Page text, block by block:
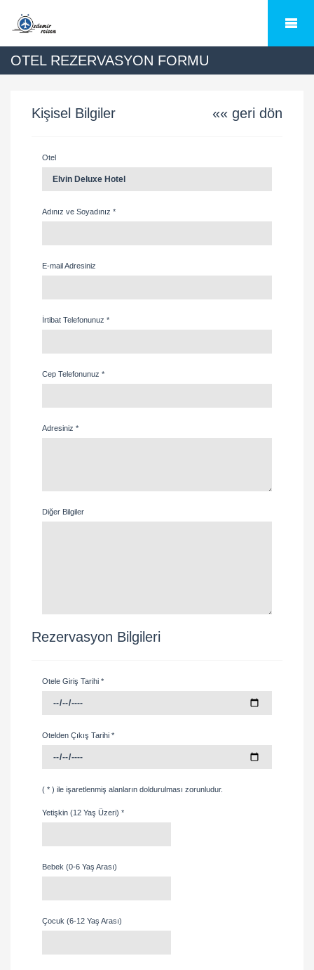
OTEL REZERVASYON FORMU
Kişisel Bilgiler «« geri dön
Otel
Adınız ve Soyadınız *
E-mail Adresiniz
İrtibat Telefonunuz *
Cep Telefonunuz *
Adresiniz *
Diğer Bilgiler
Rezervasyon Bilgileri
Otele Giriş Tarihi *
Otelden Çıkış Tarihi *
( * ) ile işaretlenmiş alanların doldurulması zorunludur.
Yetişkin (12 Yaş Üzeri) *
Bebek (0-6 Yaş Arası)
Çocuk (6-12 Yaş Arası)